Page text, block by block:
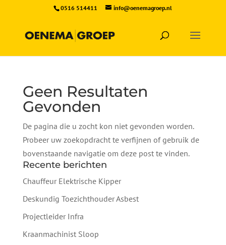
0516 514411 info@oenemagroep.nl
Geen Resultaten
Gevonden
De pagina die u zocht kon niet gevonden worden.
Probeer uw zoekopdracht te verfijnen of gebruik de
bovenstaande navigatie om deze post te vinden.
Recente berichten
Chauffeur Elektrische Kipper
Deskundig Toezichthouder Asbest
Projectleider Infra
Kraanmachinist Sloop